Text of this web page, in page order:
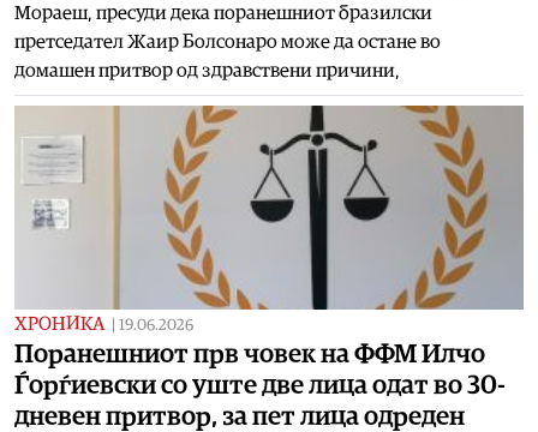
Мораеш, пресуди дека поранешниот бразилски
претседател Жаир Болсонаро може да остане во
домашен притвор од здравствени причини,
ХРОНИКА 19.06.2026
Поранешниот прв човек на ФФМ Илчо
Ѓорѓиевски со уште две лица одат во 30-
дневен притвор, за пет лица одреден